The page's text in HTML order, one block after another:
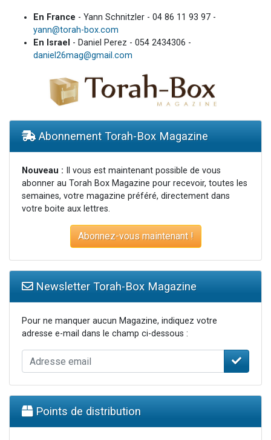
En France - Yann Schnitzler - 04 86 11 93 97 -
yann@torah-box.com
En Israel - Daniel Perez - 054 2434306 -
daniel26mag@gmail.com
Abonnement Torah-Box Magazine
Nouveau : Il vous est maintenant possible de vous
abonner au Torah Box Magazine pour recevoir, toutes les
semaines, votre magazine préféré, directement dans
votre boite aux lettres.
Abonnez-vous maintenant !
Newsletter Torah-Box Magazine
Pour ne manquer aucun Magazine, indiquez votre
adresse e-mail dans le champ ci-dessous :
Points de distribution